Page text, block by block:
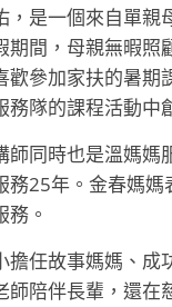
，是一個來自單
期間，母親無暇
歡參加家扶的暑期
務隊的課程活動中
師同時也是溫媽
務25年。金春媽
。
擔任故事媽媽、
師陪伴長輩，還